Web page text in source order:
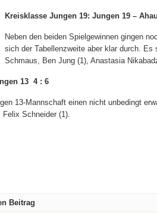
Kreisklasse Jungen 19: Jungen 19 –
Neben den beiden Spielgewinnen gingen
sich der Tabellenzweite aber klar durch.
Schmaus, Ben Jung (1), Anastasia
13 4 : 6
13-Mannschaft einen nicht unbedingt
Felix Schneider (1).
Beitrag